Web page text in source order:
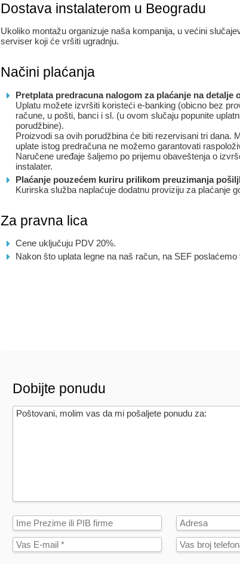
Dostava instalaterom u Beogradu
Ukoliko montažu organizuje naša kompanija, u većini
serviser koji će vršiti ugradnju.
Načini plaćanja
Pretplata predracuna nalogom za plaćanje na detalje
Uplatu možete izvršiti koristeći e-banking (obicno bez
račune, u pošti, banci i sl. (u ovom slučaju popunite
porudžbine).
Proizvodi sa ovih porudžbina će biti rezervisani tri dana.
uplate istog predračuna ne možemo garantovati
Naručene uređaje šaljemo po prijemu obaveštenja o
instalater.
Plaćanje pouzećem kuriru prilikom preuzimanja
Kurirska služba naplaćuje dodatnu proviziju za plaćanje
Za pravna lica
Cene uključuju PDV 20%.
Nakon što uplata legne na naš račun, na SEF poslaćemo
Dobijte ponudu